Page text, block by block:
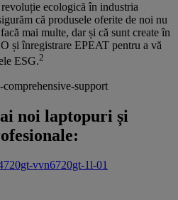
revoluție ecologică în industria
că produsele oferite de noi nu
mai multe, dar și că sunt create în
și înregistrare EPEAT pentru a vă
ESG.2
noi laptopuri și